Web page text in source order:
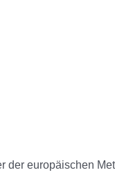
europäischen